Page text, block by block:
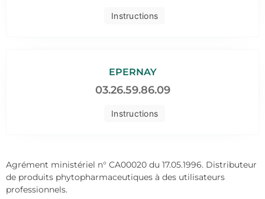
Instructions
Instructions
EPERNAY
03.26.59.86.09
Agrément ministériel n° CA00020 du 17.05.1996. Distributeur
de produits phytopharmaceutiques à des utilisateurs
professionnels.